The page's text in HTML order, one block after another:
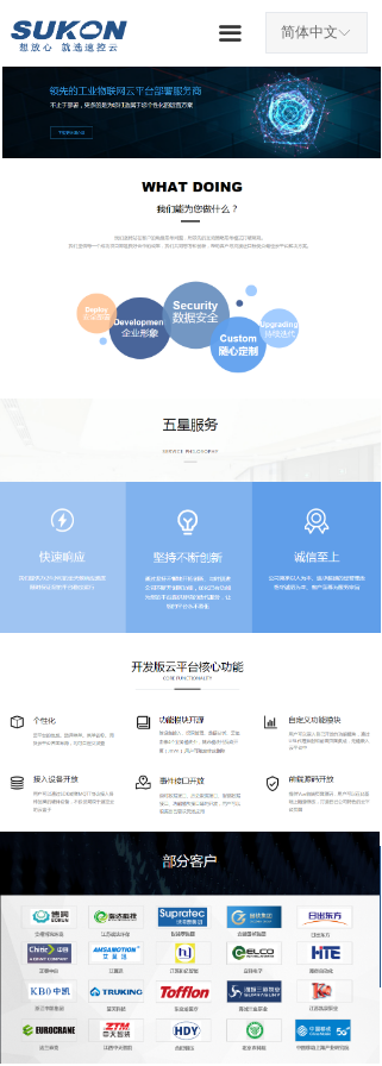
ꀅ
简体中文
끀